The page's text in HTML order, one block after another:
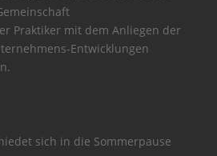
Praktiker mit dem Anliegen der
Entwicklungen
sich in die Sommerpause